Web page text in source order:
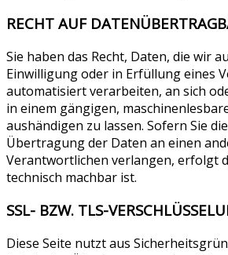
RECHT AUF
Sie haben das Recht, Daten, die wir
Einwilligung oder in Erfüllung eines
automatisiert verarbeiten, an sich
in einem gängigen,
aushändigen zu lassen. Sofern Sie
Übertragung der Daten an einen
Verantwortlichen verlangen, erfolgt
technisch machbar ist.
SSL- BZW. TLS-
Diese Seite nutzt aus